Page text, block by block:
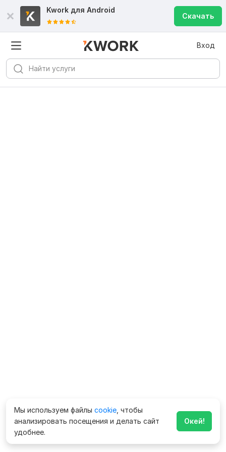
Kwork для Android
Скачать
Вход
Мы используем файлы cookie , чтобы
анализировать посещения и делать сайт
удобнее.
Окей!